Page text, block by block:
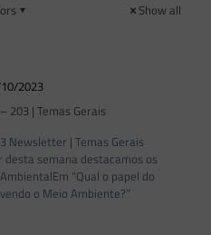
Show all
2023
203 | Temas Gerais
Newsletter | Temas Gerais
semana destacamos os
“Qual o papel do
o Meio Ambiente?”